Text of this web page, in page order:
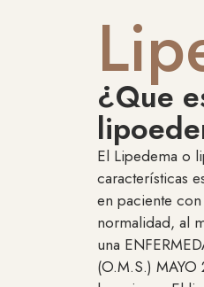
¿Que
El Lipedema o
características
en paciente
normalidad, al
una
(O.M.S.)